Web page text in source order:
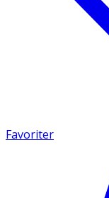
Favoriter